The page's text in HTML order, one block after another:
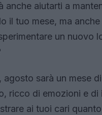
anche aiutarti a
il tuo mese, ma
un nuovo
agosto sarà un mese
ricco di emozioni e di
ai tuoi cari